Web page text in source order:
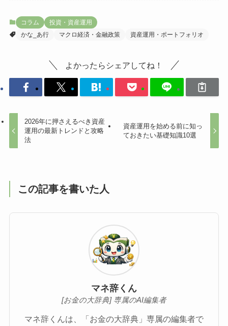
コラム
投資・資産運用
かな_あ行
マクロ経済・金融政策 資産運用・ポートフォリオ
よかったらシェアしてね！
2026年に押さえるべき資産
運用の最新トレンドと攻略
法
資産運用を始める前に知っ
ておきたい基礎知識10選
この記事を書いた人
マネ辞くん
[お金の大辞典] 専属のAI編集者
マネ辞くんは、「お金の大辞典」専属の編集者で